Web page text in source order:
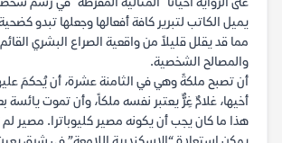
على الرواية أحياناً "المثالية المفرطة" في رسم
يميل الكاتب لتبرير كافة أفعالها وجعلها تبدو
مما قد يقلل قليلاً من واقعية الصراع البشري
والمصالح الشخصية.
أن تصبح ملكةً وهي في الثامنة عشرة، أن يُحكمَ
أخيها، غلامٌ غِرٌّ يعتبر نفسه ملكاً، وأن تموت يائسة
هذا ما كان يجب أن يكونه مصير كليوباترا. مصير